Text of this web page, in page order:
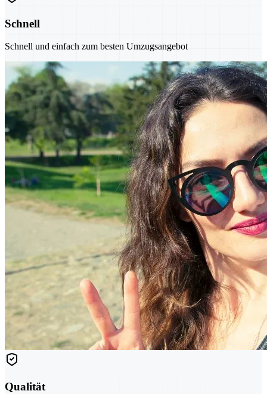
Schnell
Schnell und einfach zum besten Umzugsangebot
Qualität